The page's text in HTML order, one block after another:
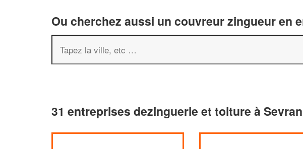
Ou cherchez aussi un couvreur zingueur en
31 entreprises dezinguerie et toiture à